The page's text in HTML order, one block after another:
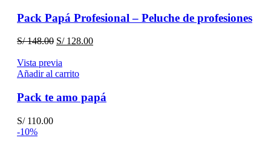
Pack Papá Profesional – Peluche de profesiones
S/148.00 El
original
era:
S/128.00El
Vista previa
Añadir al carrito
Pack te amo papá
S/110.00
-10%